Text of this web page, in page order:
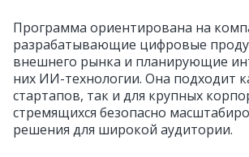
Программа ориентирована на
разрабатывающие цифровые
внешнего рынка и планирующие
них ИИ-технологии. Она подходит
стартапов, так и для крупных
стремящихся безопасно
решения для широкой аудитории.